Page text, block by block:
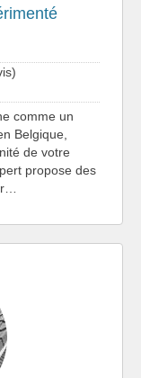
comme un
Belgique,
de votre
propose des